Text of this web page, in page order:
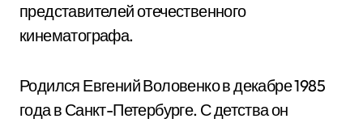
представителей отечественного
кинематографа.
Родился Евгений Воловенко в декабре 1985
года в Санкт-Петербурге. С детства он